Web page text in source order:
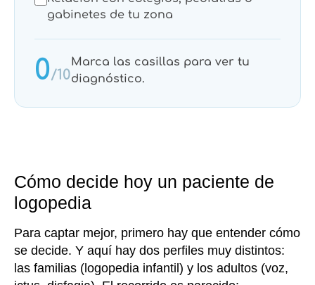
gabinetes de tu zona
0/10
Marca las casillas para ver tu
diagnóstico.
Cómo decide hoy un paciente de
logopedia
Para captar mejor, primero hay que entender cómo
se decide. Y aquí hay dos perfiles muy distintos:
las familias (logopedia infantil) y los adultos (voz,